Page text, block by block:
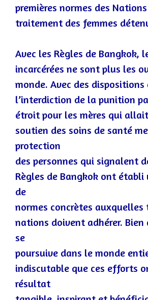
premières normes des
traitement des femmes
Avec les Règles de Bangkok,
incarcérées ne sont plus les
monde. Avec des
l’interdiction de la punition
étroit pour les mères qui
soutien des soins de santé
protection
des personnes qui signalent
Règles de Bangkok ont établi
de
normes concrètes auxquelles
nations doivent adhérer.
se
poursuive dans le monde
indiscutable que ces efforts
résultat